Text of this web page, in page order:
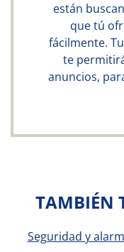
están
que tú
fácilmente.
te
anuncios,
TAMBIÉN
Seguridad y